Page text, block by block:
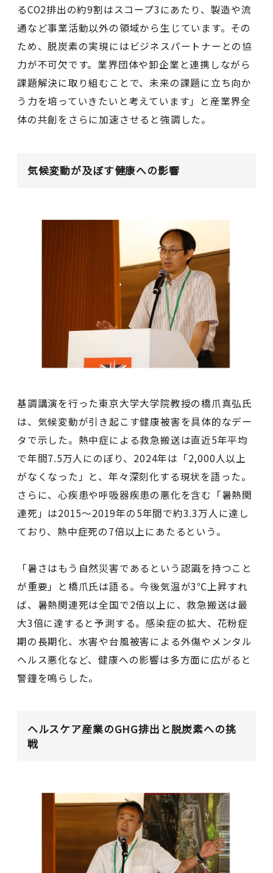
るCO2排出の約9割はスコープ3にあたり、製造や流
通など事業活動以外の領域から生じています。その
ため、脱炭素の実現にはビジネスパートナーとの協
力が不可欠です。業界団体や卸企業と連携しながら
課題解決に取り組むことで、未来の課題に立ち向か
う力を培っていきたいと考えています」と産業界全
体の共創をさらに加速させると強調した。
気候変動が及ぼす健康への影響
基調講演を行った東京大学大学院教授の橋爪真弘氏
は、気候変動が引き起こす健康被害を具体的なデー
タで示した。熱中症による救急搬送は直近5年平均
で年間7.5万人にのぼり、2024年は「2,000人以上
がなくなった」と、年々深刻化する現状を語った。
さらに、心疾患や呼吸器疾患の悪化を含む「暑熱関
連死」は2015〜2019年の5年間で約3.3万人に達し
ており、熱中症死の7倍以上にあたるという。
「暑さはもう自然災害であるという認識を持つこと
が重要」と橋爪氏は語る。今後気温が3℃上昇すれ
ば、暑熱関連死は全国で2倍以上に、救急搬送は最
大3倍に達すると予測する。感染症の拡大、花粉症
期の長期化、水害や台風被害による外傷やメンタル
ヘルス悪化など、健康への影響は多方面に広がると
警鐘を鳴らした。
ヘルスケア産業のGHG排出と脱炭素への挑
戦